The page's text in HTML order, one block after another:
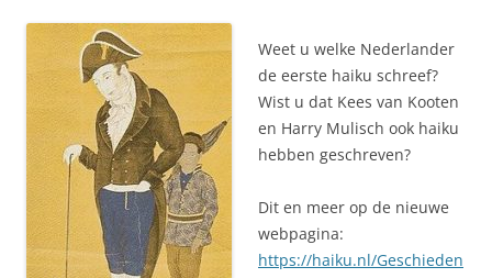
Weet u welke Nederlander
de eerste haiku schreef?
Wist u dat Kees van Kooten
en Harry Mulisch ook haiku
hebben geschreven?
Dit en meer op de nieuwe
webpagina:
https://haiku.nl/Geschieden